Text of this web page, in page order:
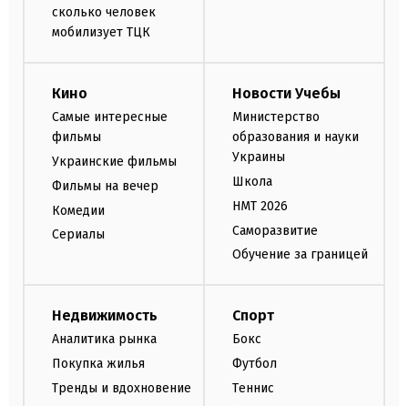
сколько человек
мобилизует ТЦК
Кино
Самые интересные
фильмы
Украинские фильмы
Фильмы на вечер
Комедии
Сериалы
Новости Учебы
Министерство
образования и науки
Украины
Школа
НМТ 2026
Саморазвитие
Обучение за границей
Недвижимость
Аналитика рынка
Покупка жилья
Тренды и вдохновение
Спорт
Бокс
Футбол
Теннис